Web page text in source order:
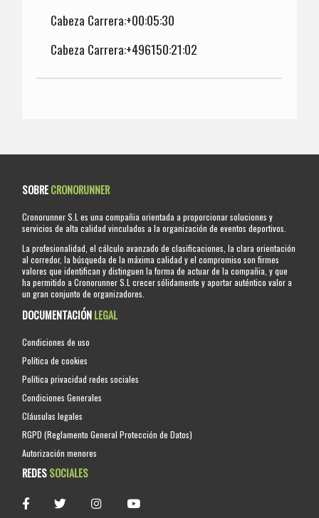
Cabeza Carrera:+00:05:30
Cabeza Carrera:+496150:21:02
SOBRECRONORUNNER
Cronorunner S.L es una compañia orientada a proporcionar soluciones y
servicios de alta calidad vinculados a la organización de eventos deportivos.
La profesionalidad, el cálculo avanzado de clasificaciones, la clara orientación
al corredor, la búsqueda de la máxima calidad y el compromiso son firmes
valores que identifican y distinguen la forma de actuar de la compañia, y que
ha permitido a Cronorunner S.L crecer sólidamente y aportar auténtico valor a
un gran conjunto de organizadores.
DOCUMENTACIÓNLEGAL
Condiciones de uso
Política de cookies
Política privacidad redes sociales
Condiciones Generales
Cláusulas legales
RGPD (Reglamento General Protección de Datos)
Autorización menores
REDESSOCIALES